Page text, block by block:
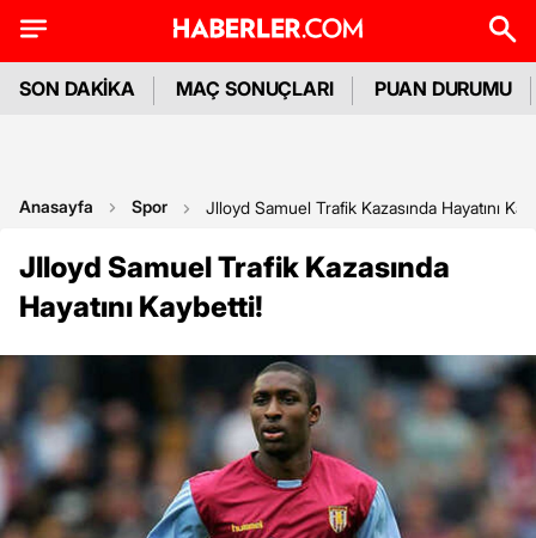
SON DAKİKA MAÇ SONUÇLARI PUAN DURUMU
Anasayfa Spor Jlloyd Samuel Trafik Kazasında Hayatını
Jlloyd Samuel Trafik Kazasında
Hayatını Kaybetti!